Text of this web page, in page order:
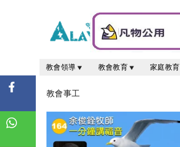
教會領導 教會教育 家庭教育
教會事工